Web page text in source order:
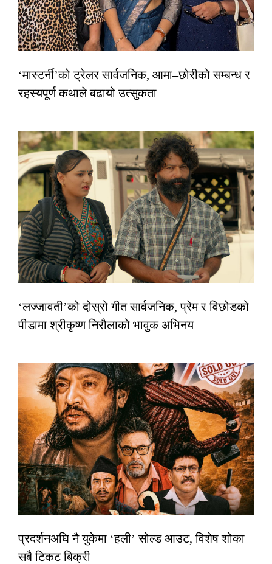
‘मास्टर्नी’को ट्रेलर सार्वजनिक, आमा–छोरीको सम्बन्ध र
रहस्यपूर्ण कथाले बढायो उत्सुकता
‘लज्जावती’को दोस्रो गीत सार्वजनिक, प्रेम र विछोडको
पीडामा श्रीकृष्ण निरौलाको भावुक अभिनय
प्रदर्शनअघि नै युकेमा ‘हली’ सोल्ड आउट, विशेष शोका
सबै टिकट बिक्री